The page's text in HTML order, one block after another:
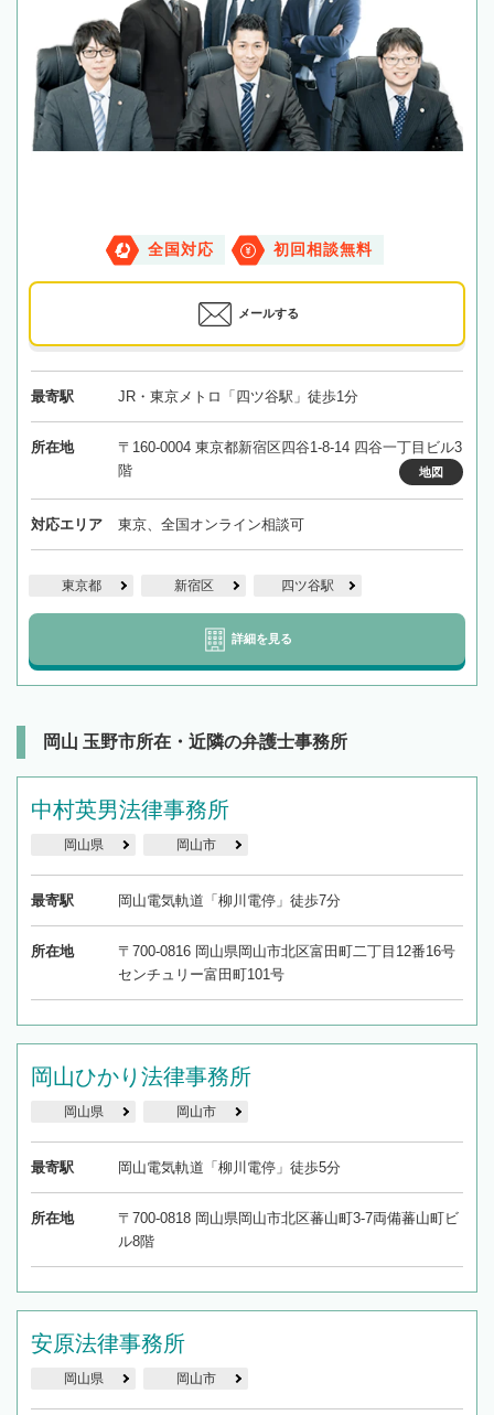
全国対応 初回相談無料
メールする
最寄駅 JR・東京メトロ「四ツ谷駅」徒歩1分
所在地
〒160-0004 東京都新宿区四谷1-8-14 四谷一丁目ビル3
階
地図
対応エリア 東京、全国オンライン相談可
東京都 新宿区 四ツ谷駅
詳細を見る
岡山 玉野市所在・近隣の弁護士事務所
中村英男法律事務所
岡山県 岡山市
最寄駅 岡山電気軌道「柳川電停」徒歩7分
所在地
〒700-0816 岡山県岡山市北区富田町二丁目12番16号
センチュリー富田町101号
岡山ひかり法律事務所
岡山県 岡山市
最寄駅 岡山電気軌道「柳川電停」徒歩5分
所在地
〒700-0818 岡山県岡山市北区蕃山町3-7両備蕃山町ビ
ル8階
安原法律事務所
岡山県 岡山市